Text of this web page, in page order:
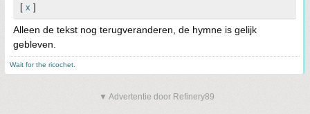
[ x ]
Alleen de tekst nog terugveranderen, de hymne is gelijk
gebleven.
Wait for the ricochet.
▼ Advertentie door Refinery89